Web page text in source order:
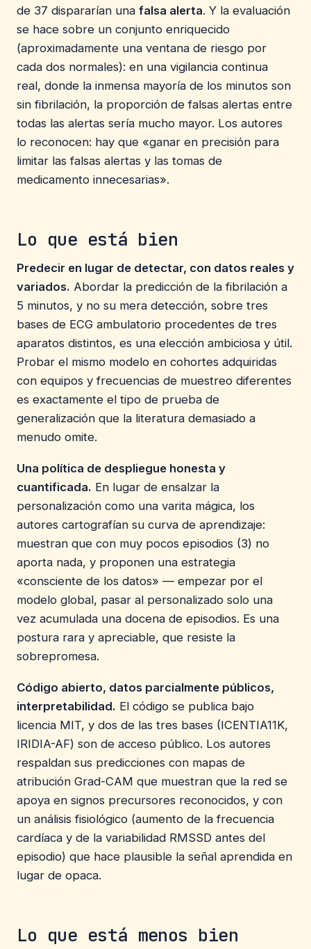
de 37 dispararían una falsa alerta. Y la evaluación
se hace sobre un conjunto enriquecido
(aproximadamente una ventana de riesgo por
cada dos normales): en una vigilancia continua
real, donde la inmensa mayoría de los minutos son
sin fibrilación, la proporción de falsas alertas entre
todas las alertas sería mucho mayor. Los autores
lo reconocen: hay que «ganar en precisión para
limitar las falsas alertas y las tomas de
medicamento innecesarias».
Lo que está bien
Predecir en lugar de detectar, con datos reales y
variados. Abordar la predicción de la fibrilación a
5 minutos, y no su mera detección, sobre tres
bases de ECG ambulatorio procedentes de tres
aparatos distintos, es una elección ambiciosa y útil.
Probar el mismo modelo en cohortes adquiridas
con equipos y frecuencias de muestreo diferentes
es exactamente el tipo de prueba de
generalización que la literatura demasiado a
menudo omite.
Una política de despliegue honesta y
cuantificada. En lugar de ensalzar la
personalización como una varita mágica, los
autores cartografían su curva de aprendizaje:
muestran que con muy pocos episodios (3) no
aporta nada, y proponen una estrategia
«consciente de los datos» — empezar por el
modelo global, pasar al personalizado solo una
vez acumulada una docena de episodios. Es una
postura rara y apreciable, que resiste la
sobrepromesa.
Código abierto, datos parcialmente públicos,
interpretabilidad. El código se publica bajo
licencia MIT, y dos de las tres bases (ICENTIA11K,
IRIDIA-AF) son de acceso público. Los autores
respaldan sus predicciones con mapas de
atribución Grad-CAM que muestran que la red se
apoya en signos precursores reconocidos, y con
un análisis fisiológico (aumento de la frecuencia
cardíaca y de la variabilidad RMSSD antes del
episodio) que hace plausible la señal aprendida en
lugar de opaca.
Lo que está menos bien